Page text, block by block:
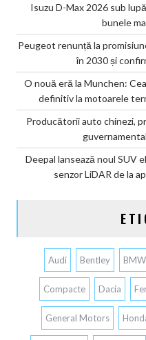
Isuzu D-Max 2026 sub
bunele
Peugeot renunță la
în 2030 și
O nouă eră la Munchen:
definitiv la motoarele
Producătorii auto chinezi,
Deepal lansează noul SUV
senzor LiDAR de la
Audi Bentley BMW
Compacte Dacia
General Motors